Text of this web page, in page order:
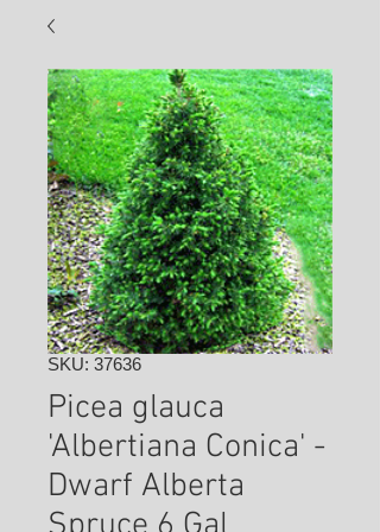
SKU: 37636
Picea glauca
'Albertiana Conica' -
Dwarf Alberta